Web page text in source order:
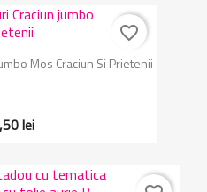
Mos Craciun Si Prietenii
lei
favorite_border